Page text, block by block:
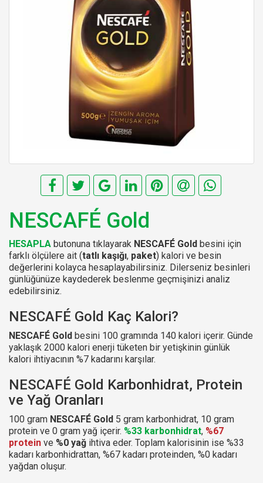
NESCAFÉ Gold
HESAPLA butonuna tıklayarak NESCAFÉ Gold besini için
farklı ölçülere ait (tatlı kaşığı, paket) kalori ve besin
değerlerini kolayca hesaplayabilirsiniz. Dilerseniz besinleri
günlüğünüze kaydederek beslenme geçmişinizi analiz
edebilirsiniz.
NESCAFÉ Gold Kaç Kalori?
NESCAFÉ Gold besini 100 gramında 140 kalori içerir. Günde
yaklaşık 2000 kalori enerji tüketen bir yetişkinin günlük
kalori ihtiyacının %7 kadarını karşılar.
NESCAFÉ Gold Karbonhidrat, Protein
ve Yağ Oranları
100 gram NESCAFÉ Gold 5 gram karbonhidrat, 10 gram
protein ve 0 gram yağ içerir. %33 karbonhidrat, %67
protein ve %0 yağ ihtiva eder. Toplam kalorisinin ise %33
kadarı karbonhidrattan, %67 kadarı proteinden, %0 kadarı
yağdan oluşur.